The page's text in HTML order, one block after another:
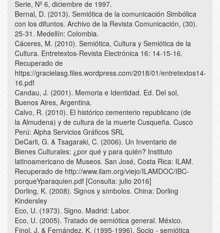
Serie, Nº 6, diciembre de 1997.
Bernal, D. (2013). Semiótica de la comunicación Simbólica
con los difuntos. Archivo de la Revista Comunicación, (30).
25-31. Medellín: Colombia.
Cáceres, M. (2010). Semiótica, Cultura y Semiótica de la
Cultura. Entretextos-Revista Electrónica 16: 14-15-16.
Recuperado de
https://gracielasg.files.wordpress.com/2018/01/entretextos14-
16.pdf
Candau, J. (2001). Memoria e Identidad. Ed. Del sol,
Buenos Aires, Argentina.
Calvo, R. (2010). El histórico cementerio republicano (de
la Almudena) y de cultura de la muerte Cusqueña. Cusco
Perú: Alpha Servicios Gráficos SRL
DeCarli, G. & Tsagaraki, C. (2006). Un Inventario de
Bienes Culturales: ¿por qué y para quién? Instituto
latinoamericano de Museos. San José, Costa Rica: ILAM.
Recuperado de http://www.ilam.org/viejo/ILAMDOC/IBC-
porqueYparaquien.pdf [Consulta: julio 2016]
Dorling, K. (2008). Signos y símbolos. China: Dorling
Kindersley
Eco, U. (1973). Signo. Madrid: Labor.
Eco, U. (2005). Tratado de semiótica general. México.
Finol, J. & Fernández, K. (1995-1996). Socio - semiótica